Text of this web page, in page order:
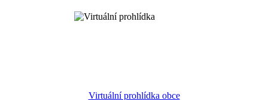
Virtuální prohlídka obce